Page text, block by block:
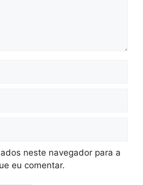
neste navegador para a
eu comentar.